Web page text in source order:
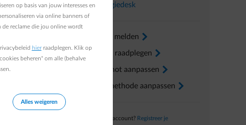
InEnergiedesk
Verhuis melden arrow-right
Factuur raadplegen arrow-right
Voorschot aanpassen arrow-right
Betaalmethode aanpassen arrow-right
Nog geen account? Registreer je
op basis van jouw interesses en
via online banners of
de reclame die jou online wordt
hierraadplegen. Klik op
beheren" om alle (behalve
Alles weigeren